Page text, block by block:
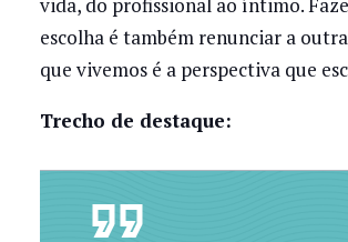
escolha é também renunciar a
que vivemos é a perspectiva que
Trecho de destaque: